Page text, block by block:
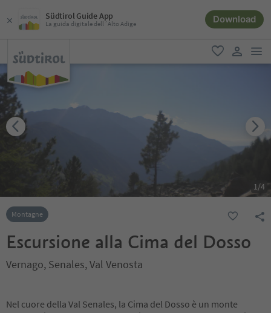
Südtirol Guide App
La guida digitale dell´Alto Adige Download
favoriti
user link
1/4
Montagne
Escursione alla Cima del Dosso
Vernago, Senales, Val Venosta
Nel cuore della Val Senales, la Cima del Dosso è un monte